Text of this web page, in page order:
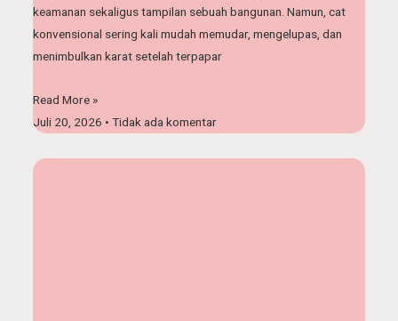
keamanan sekaligus tampilan sebuah bangunan. Namun, cat
konvensional sering kali mudah memudar, mengelupas, dan
menimbulkan karat setelah terpapar
Read More »
Juli 20, 2026
Tidak ada komentar